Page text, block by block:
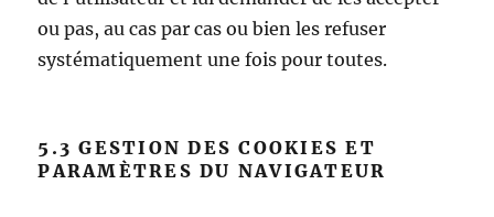
ou pas, au cas par cas ou bien les refuser
systématiquement une fois pour toutes.
5.3 GESTION DES COOKIES ET
PARAMÈTRES DU NAVIGATEUR